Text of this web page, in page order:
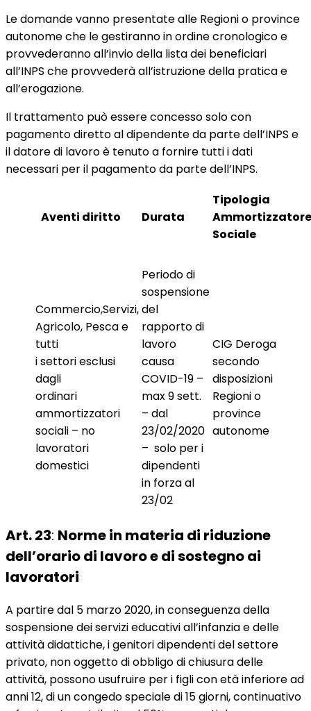
Le domande vanno presentate alle Regioni o province
autonome che le gestiranno in ordine cronologico e
provvederanno all’invio della lista dei beneficiari
all’INPS che provvederà all’istruzione della pratica e
all’erogazione.
Il trattamento può essere concesso solo con
pagamento diretto al dipendente da parte dell’INPS e
il datore di lavoro è tenuto a fornire tutti i dati
necessari per il pagamento da parte dell’INPS.
Aventi diritto Durata
Tipologia
Ammortizzatore
Sociale
Commercio,Servizi,
Agricolo, Pesca e
tutti
i settori esclusi
dagli
ordinari
ammortizzatori
sociali – no
lavoratori
domestici
Periodo di
sospensione
del
rapporto di
lavoro
causa
COVID-19 –
max 9 sett.
– dal
23/02/2020
– solo per i
dipendenti
in forza al
23/02
CIG Deroga
secondo
disposizioni
Regioni o
province
autonome
Art. 23: Norme in materia di riduzione
dell’orario di lavoro e di sostegno ai
lavoratori
A partire dal 5 marzo 2020, in conseguenza della
sospensione dei servizi educativi all’infanzia e delle
attività didattiche, i genitori dipendenti del settore
privato, non oggetto di obbligo di chiusura delle
attività, possono usufruire per i figli con età inferiore ad
anni 12, di un congedo speciale di 15 giorni, continuativo